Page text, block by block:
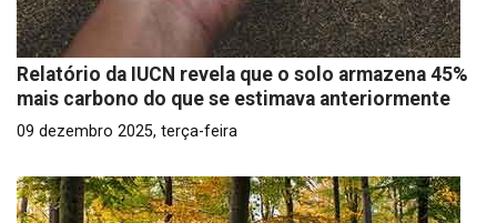
Relatório da IUCN revela que o solo armazena 45%
mais carbono do que se estimava anteriormente
09 dezembro 2025, terça-feira